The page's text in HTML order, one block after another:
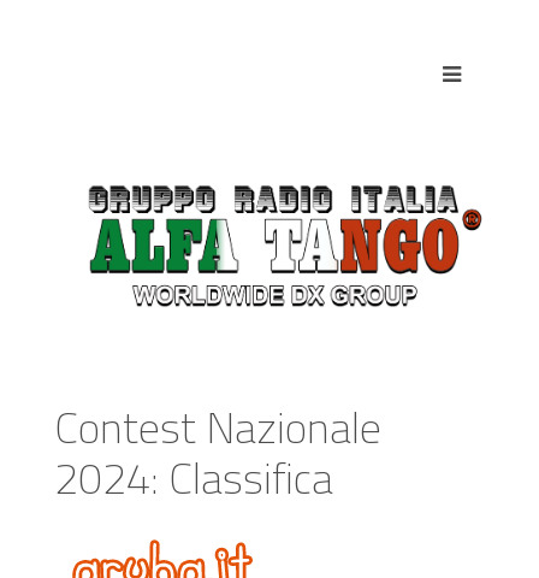
Contest Nazionale
2024: Classifica